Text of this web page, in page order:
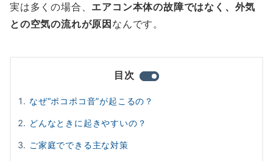
実は多くの場合、 エアコン本体の故障ではなく、外気
との空気の流れが原因 なんです。
目次
なぜ“ポコポコ音”が起こるの？
どんなときに起きやすいの？
ご家庭でできる主な対策